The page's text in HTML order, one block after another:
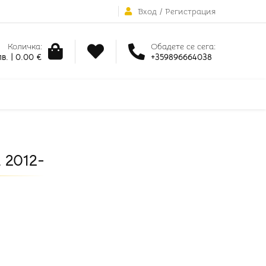
Вход / Регистрация
Количка:
| 0.00 €
Обадете се сега:
+359896664038